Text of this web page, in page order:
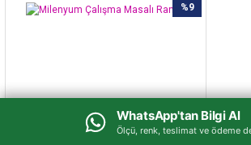
WhatsApp'tan Bilgi Al
Ölçü, renk, teslimat ve ödeme
%9
WhatsApp'tan Bilgi Al
Ölçü, renk, teslimat ve ödeme